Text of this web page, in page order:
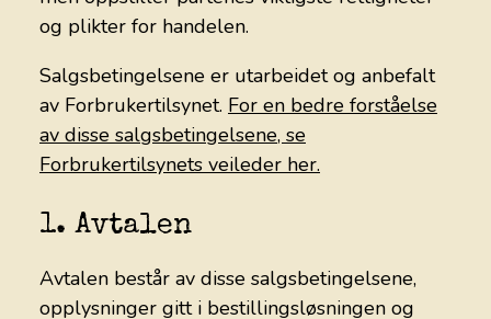
og plikter for handelen.
Salgsbetingelsene er utarbeidet og anbefalt
av Forbrukertilsynet. For en bedre forståelse
av disse salgsbetingelsene, se
Forbrukertilsynets veileder her.
1. Avtalen
Avtalen består av disse salgsbetingelsene,
opplysninger gitt i bestillingsløsningen og